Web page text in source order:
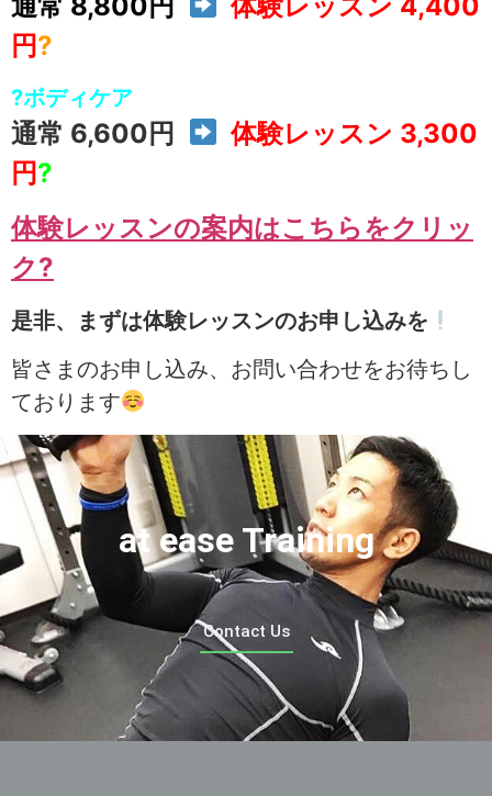
円?
?ボディケア
通常 6,600円
体験レッスン 3,300
円?
体験レッスンの案内はこちらをクリッ
ク?
是非、まずは体験レッスンのお申し込みを
皆さまのお申し込み、お問い合わせをお待ちし
ております
at ease Training
Contact Us